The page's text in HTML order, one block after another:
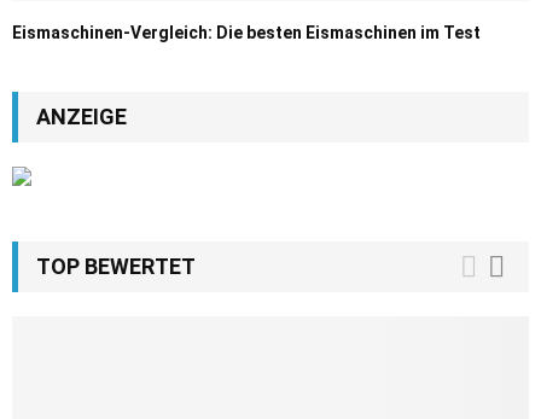
Eismaschinen-Vergleich: Die besten Eismaschinen im Test
ANZEIGE
TOP BEWERTET